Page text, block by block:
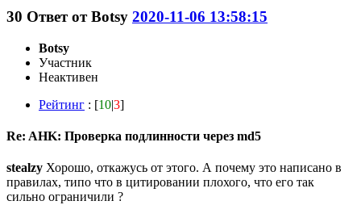
30 Ответ отBotsy 2020-11-06 13:58:15
Botsy
Участник
Неактивен
Рейтинг : [10|3]
Re: AHK: Проверка подлинности через md5
stealzy Хорошо, откажусь от этого. А почему это написано в
правилах, типо что в цитировании плохого, что его так
сильно ограничили ?